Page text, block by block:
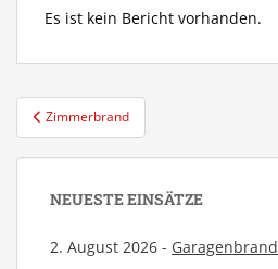
Es ist kein Bericht vorhanden.
Beitragsnavigation
Zimmerbrand
NEUESTE EINSÄTZE
2. August 2026 - Garagenbrand